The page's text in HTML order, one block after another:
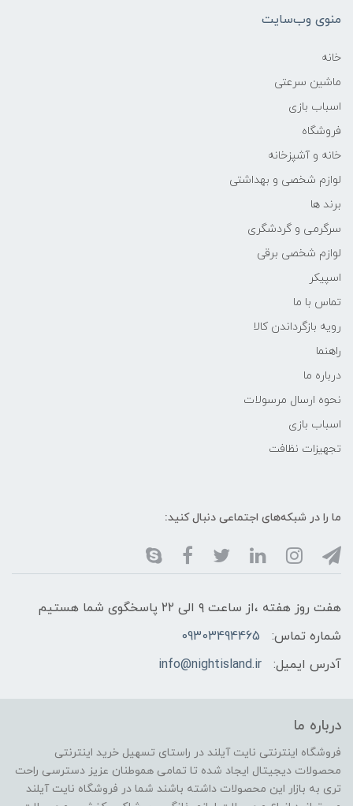
منوی وب‌سایت
خانه
ماشین سرعتی
اسباب بازی
فروشگاه
خانه و آشپزخانه
لوازم شخصی و بهداشتی
برند ها
سرگرمی و گردشگری
لوازم شخصی برقی
اسپیکر
تماس با ما
رویه بازگرداندن کالا
راهنما
درباره ما
نحوه ارسال مرسولات
اسباب بازی
تجهیزات نظافت
ما را در شبکه‌های اجتماعی دنبال کنید:
هفت روز هفته ،از ساعت ۹ الی ۲۲ پاسخگوی شما هستیم
شماره تماس:
09303494465
آدرس ایمیل:
info@nightisland.ir
درباره ما
فروشگاه اینترنتی نایت آیلند در راستای تسهیل خرید اینترنتی
محصولات دیجیتال ایجاد شده تا تمامی هموطنان عزیز دسترسی راحت
تری به بازار این محصولات داشته باشند شما در فروشگاه نایت آیلند